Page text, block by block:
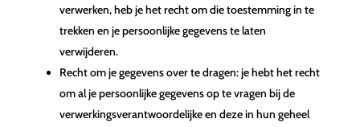
verwerken, heb je het recht om die toestemming in te
trekken en je persoonlijke gegevens te laten
verwijderen.
Recht om je gegevens over te dragen: je hebt het recht
om al je persoonlijke gegevens op te vragen bij de
verwerkingsverantwoordelijke en deze in hun geheel